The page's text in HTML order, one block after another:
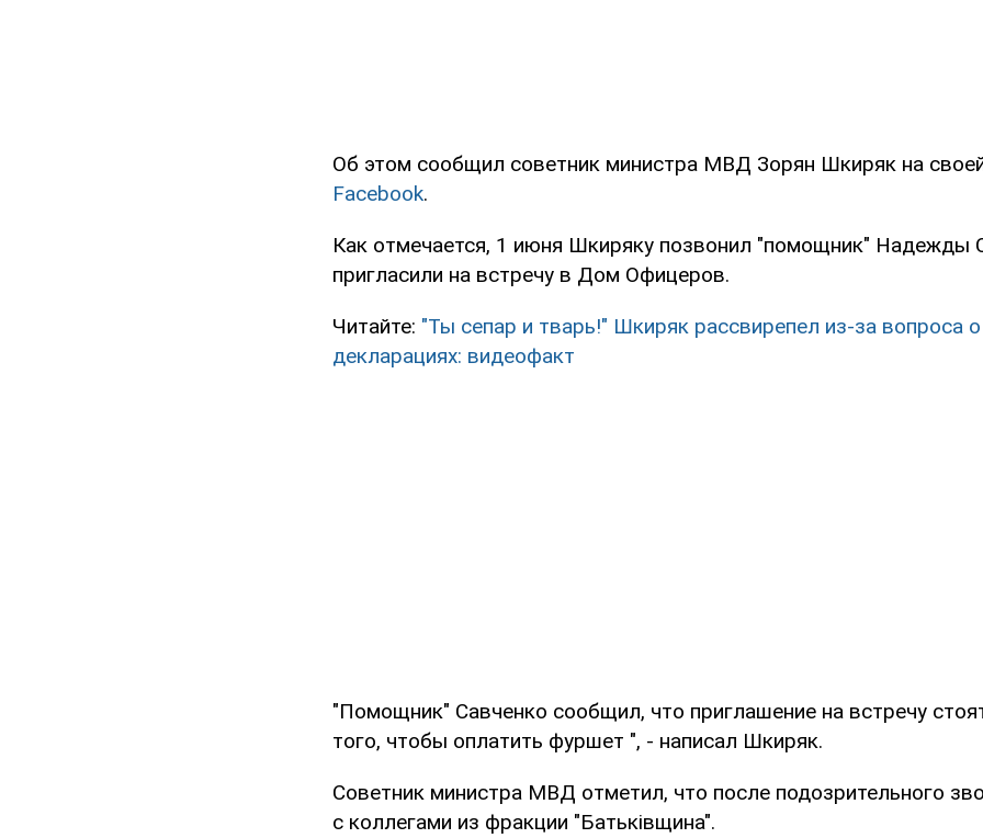
Об этом сообщил советник министра МВД Зорян Шкиряк на
Facebook.
Как отмечается, 1 июня Шкиряку позвонил "помощник" Надежды
пригласили на встречу в Дом Офицеров.
Читайте: "Ты сепар и тварь!" Шкиряк рассвирепел из-за вопроса
декларациях: видеофакт
"Помощник" Савченко сообщил, что приглашение на встречу
того, чтобы оплатить фуршет ", - написал Шкиряк.
Советник министра МВД отметил, что после подозрительного
с коллегами из фракции "Батьківщина".